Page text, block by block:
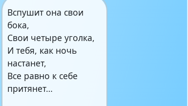
Вспушит она свои
бока,
Свои четыре уголка,
И тебя, как ночь
настанет,
Все равно к себе
притянет…